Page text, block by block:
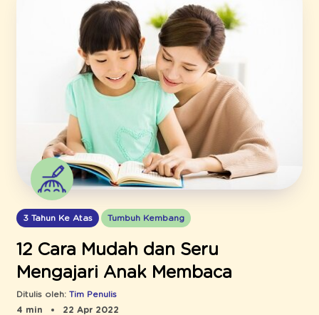
3 Tahun Ke Atas Tumbuh Kembang
12 Cara Mudah dan Seru
Mengajari Anak Membaca
Ditulis oleh: Tim Penulis
4 min
22 Apr 2022